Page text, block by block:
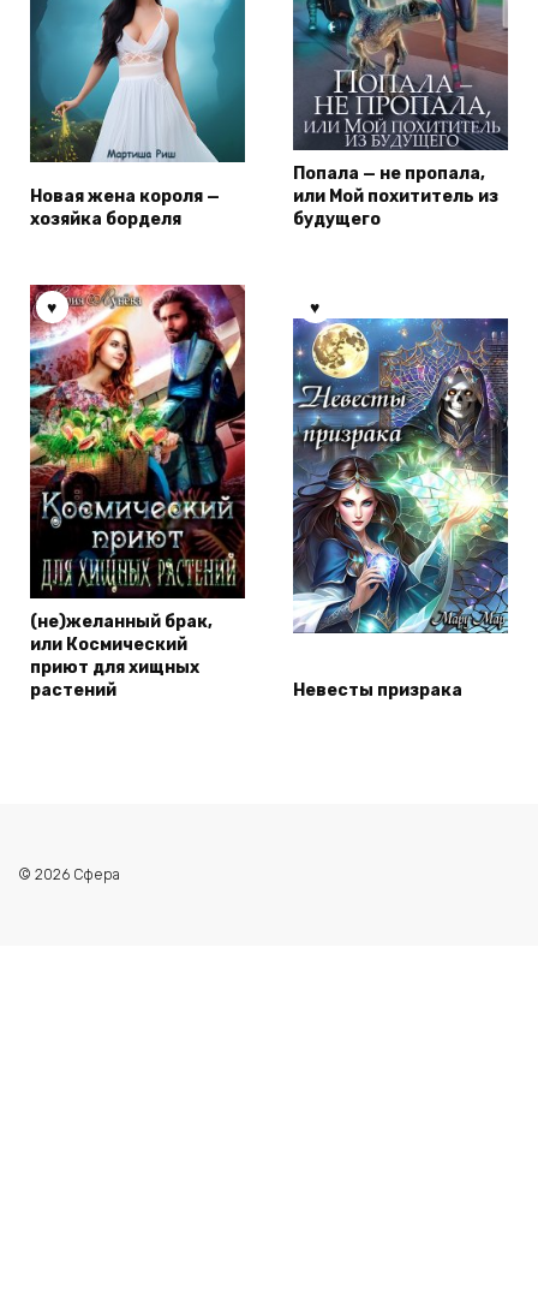
Новая жена короля —
хозяйка борделя
Попала — не пропала,
или Мой похититель из
будущего
(не)желанный брак,
или Космический
приют для хищных
растений
Невесты призрака
© 2026 Сфера